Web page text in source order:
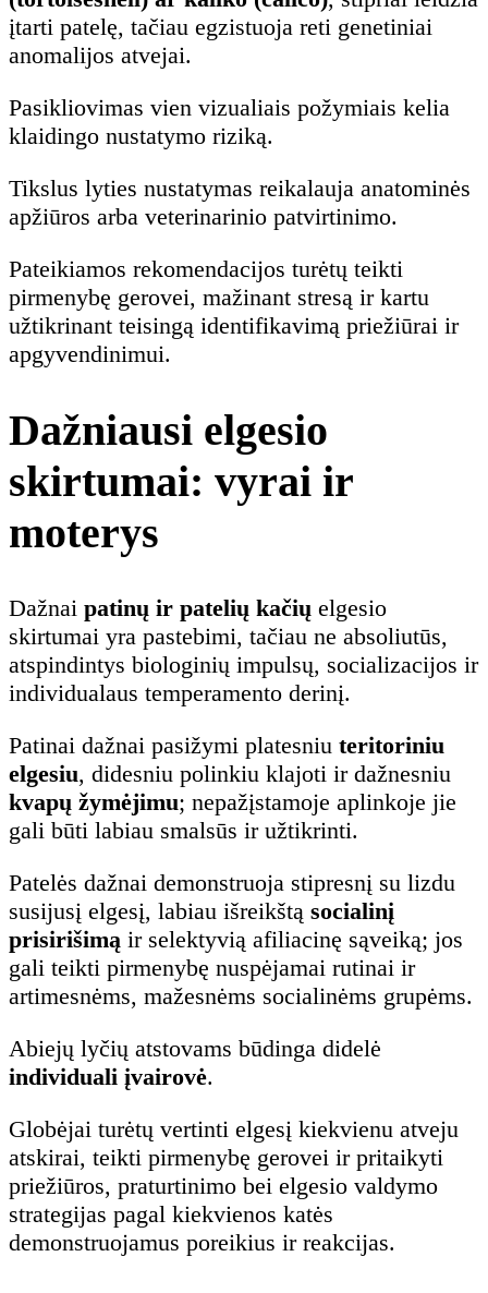
įtarti patelę, tačiau egzistuoja reti genetiniai
anomalijos atvejai.
Pasikliovimas vien vizualiais požymiais kelia
klaidingo nustatymo riziką.
Tikslus lyties nustatymas reikalauja anatominės
apžiūros arba veterinarinio patvirtinimo.
Pateikiamos rekomendacijos turėtų teikti
pirmenybę gerovei, mažinant stresą ir kartu
užtikrinant teisingą identifikavimą priežiūrai ir
apgyvendinimui.
Dažniausi elgesio
skirtumai: vyrai ir
moterys
Dažnai patinų ir patelių kačių elgesio
skirtumai yra pastebimi, tačiau ne absoliutūs,
atspindintys biologinių impulsų, socializacijos ir
individualaus temperamento derinį.
Patinai dažnai pasižymi platesniu teritoriniu
elgesiu, didesniu polinkiu klajoti ir dažnesniu
kvapų žymėjimu; nepažįstamoje aplinkoje jie
gali būti labiau smalsūs ir užtikrinti.
Patelės dažnai demonstruoja stipresnį su lizdu
susijusį elgesį, labiau išreikštą socialinį
prisirišimą ir selektyvią afiliacinę sąveiką; jos
gali teikti pirmenybę nuspėjamai rutinai ir
artimesnėms, mažesnėms socialinėms grupėms.
Abiejų lyčių atstovams būdinga didelė
individuali įvairovė.
Globėjai turėtų vertinti elgesį kiekvienu atveju
atskirai, teikti pirmenybę gerovei ir pritaikyti
priežiūros, praturtinimo bei elgesio valdymo
strategijas pagal kiekvienos katės
demonstruojamus poreikius ir reakcijas.